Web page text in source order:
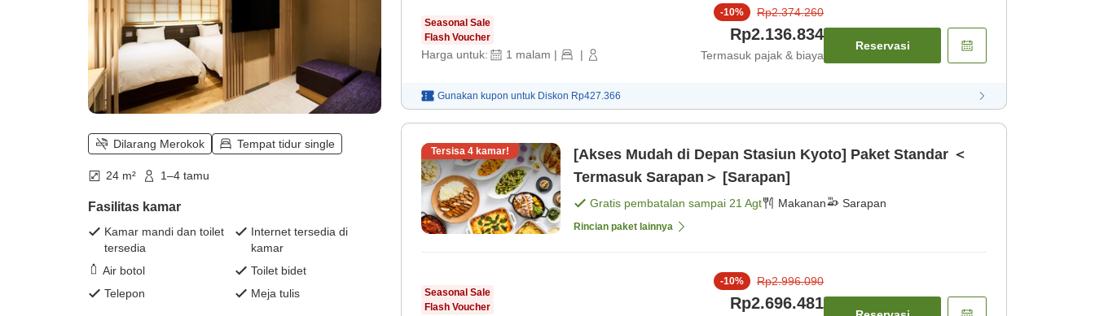
Dilarang Merokok Tempat tidur single
24 m² 1–4 tamu
Fasilitas kamar
Kamar mandi dan toilet
tersedia
Internet tersedia di
kamar
Air botol
Toilet bidet
Telepon
Meja tulis
Seasonal Sale
Flash Voucher
Harga untuk: 1 malam | |
-10% Rp2.374.260
Rp2.136.834
Termasuk pajak & biaya
Reservasi
Gunakan kupon untuk Diskon Rp427.366
Tersisa 4 kamar!
[Akses Mudah di Depan Stasiun Kyoto] Paket Standar ＜
Termasuk Sarapan＞ [Sarapan]
Gratis pembatalan sampai 21 Agt Makanan Sarapan
Rincian paket lainnya
Seasonal Sale
Flash Voucher
-10% Rp2.996.090
Rp2.696.481